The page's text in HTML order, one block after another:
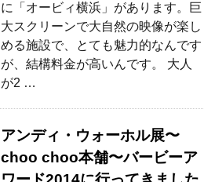
に「オービィ横浜」があります。巨
大スクリーンで大自然の映像が楽し
める施設で、とても魅力的なんです
が、結構料金が高いんです。 大人
が2 …
アンディ・ウォーホル展〜
choo choo本舗〜バービーア